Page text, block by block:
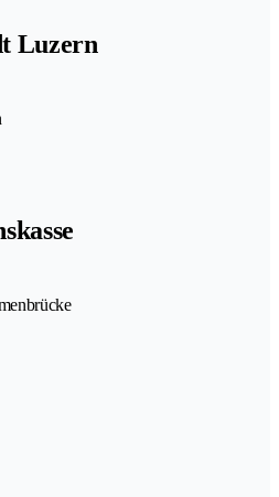
Luzern